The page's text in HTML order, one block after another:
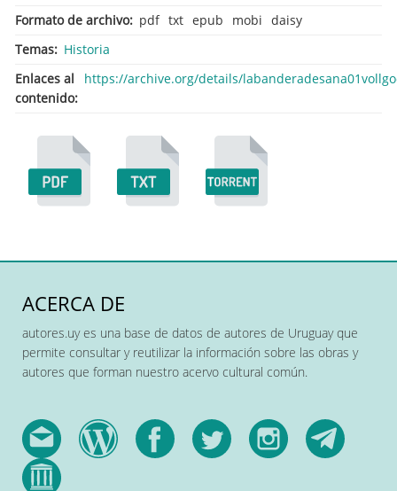
Formato de archivo
pdf txt epub mobi daisy
Temas
Historia
Enlaces al
contenido
https://archive.org/details/
ACERCA DE
autores.uy es una base de datos de autores de Uruguay que
permite consultar y reutilizar la información sobre las obras y
autores que forman nuestro acervo cultural común.